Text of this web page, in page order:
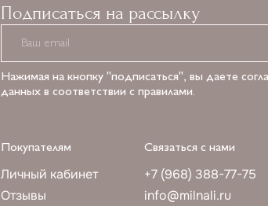
Подписаться на рассылку
Нажимая на кнопку "подписаться", вы даете
данных в соответствии с правилами.
Покупателям
Личный кабинет
Отзывы
Связаться с нами
+7 (968) 388-77-75
info@milnali.ru